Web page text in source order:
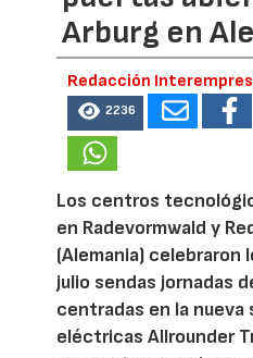
Arburg en
Redacción
2236
Los centros
en Radevormwald y
(Alemania) celebraron
julio sendas jornadas
centradas en la nueva
eléctricas Allrounder